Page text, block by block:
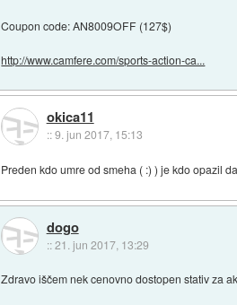
Coupon code: AN8009OFF (127$)
http://www.camfere.com/sports-action-ca...
okica11
::9. jun 2017, 15:13
Preden kdo umre od smeha ( :) ) je kdo opazil
dogo
::21. jun 2017, 13:29
Zdravo iščem nek cenovno dostopen stativ za